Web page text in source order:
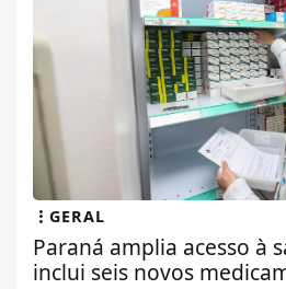
GERAL
Paraná amplia acesso à
inclui seis novos